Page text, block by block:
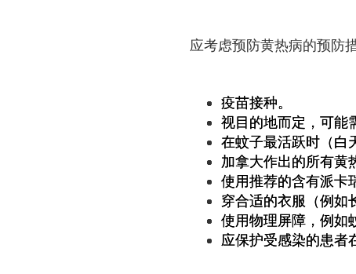
应考虑预防黄热病的预防
疫苗接种。
视目的地而定，可能
在蚊子最活跃时（白
加拿大作出的所有黄
使用推荐的含有派卡
穿合适的衣服（例如
使用物理屏障，例如
应保护受感染的患者